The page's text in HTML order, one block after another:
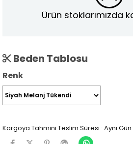
Ürün stoklarımızda
Beden Tablosu
Renk
Kargoya Tahmini Teslim Süresi : Aynı Gün